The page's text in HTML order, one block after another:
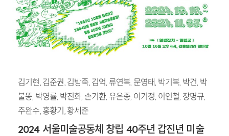
김기현, 김준권, 김방죽, 김억, 류연복, 문영태, 박기복, 박건, 박
불똥, 박영률, 박진화, 손기환, 유은종, 이기정, 이인철, 장명규,
주완수, 홍황기, 황세준
2024 서울미술공동체 창립 40주년 갑진년 미술